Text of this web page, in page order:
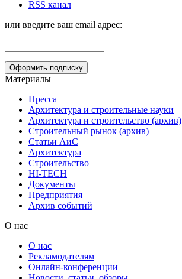
RSS канал
или введите ваш email адрес:
Материалы
Пресса
Архитектура и строительные науки
Архитектура и строительство (архив)
Строительный рынок (архив)
Статьи АиС
Архитектура
Строительство
HI-TECH
Документы
Предприятия
Архив событий
О нас
О нас
Рекламодателям
Онлайн-конференции